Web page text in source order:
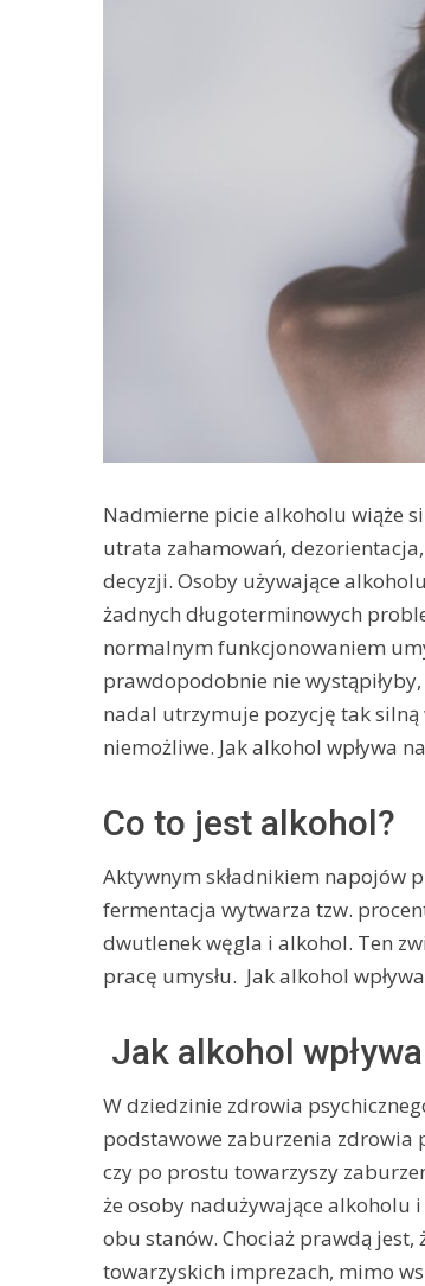
Nadmierne picie alkoholu wiąże
utrata zahamowań,
decyzji. Osoby używające
żadnych długoterminowych
normalnym funkcjonowaniem
prawdopodobnie nie
nadal utrzymuje pozycję tak silną
niemożliwe. Jak alkohol wpływa
Co to jest alkohol?
Aktywnym składnikiem napojów
fermentacja wytwarza tzw.
dwutlenek węgla i alkohol. Ten
pracę umysłu. Jak alkohol
Jak alkohol
W dziedzinie zdrowia
podstawowe zaburzenia zdrowia
czy po prostu towarzyszy
że ​​osoby nadużywające alkoholu
obu stanów. Chociaż prawdą
towarzyskich imprezach, mimo